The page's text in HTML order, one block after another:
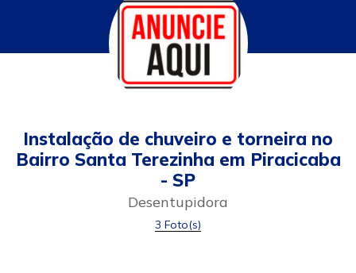
Instalação de chuveiro e torneira no
Bairro Santa Terezinha em Piracicaba
- SP
Desentupidora
3 Foto(s)